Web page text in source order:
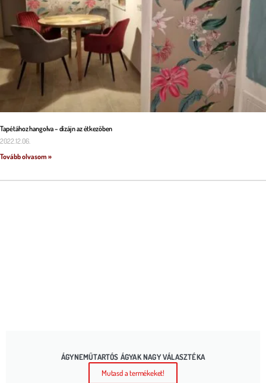
Tapétához hangolva – dizájn az étkezőben
2022.12.06.
Tovább olvasom »
ÁGYNEMŰTARTÓS ÁGYAK NAGY VÁLASZTÉKA
Mutasd a termékeket!